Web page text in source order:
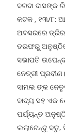
ବରଦା ଦାସଙ୍କ
କଟକ , ୧୩/୮:
ଅବସରରେ
ତରଫରୁ
ସଭାପତି
ନେତ୍ରୀ
ସାମଲ ଙ୍କ
ବାଦ୍ୟ ସହ ଏକ
ପର୍ଯ୍ୟନ୍ତ
ଲଲାଟେନ୍ଦୁ